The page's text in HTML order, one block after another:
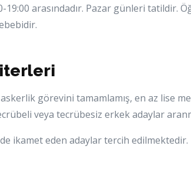
19:00 arasındadır. Pazar günleri tatildir.
askerlik görevini tamamlamış, en az lise
veya tecrübesiz erkek adaylar
ikamet eden adaylar tercih edilmektedir.